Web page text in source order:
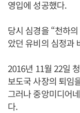
영입에 성공했다.
당시 심경을 “천하
았던 유비의 심정과
2016년 11월 22일
보도국 사장의 퇴임
그러나 중앙미디어
다.